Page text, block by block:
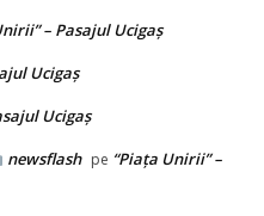
– Pasajul Ucigaș
Ucigaș
Ucigaș
newsflash pe “Piața Unirii” –